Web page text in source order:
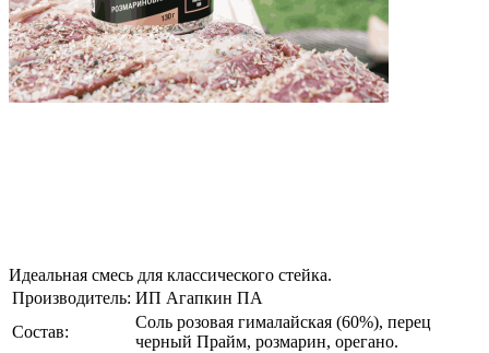
Идеальная смесь для классического стейка.
Производитель: ИП Агапкин ПА
Состав:
Соль розовая гималайская (60%), перец
черный Прайм, розмарин, орегано.